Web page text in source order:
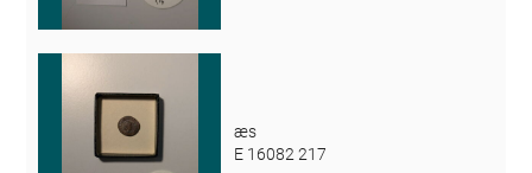
æs
E 16082 217